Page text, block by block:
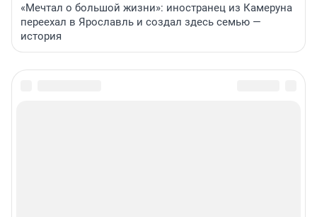
«Мечтал о большой жизни»: иностранец из Камеруна
переехал в Ярославль и создал здесь семью —
история